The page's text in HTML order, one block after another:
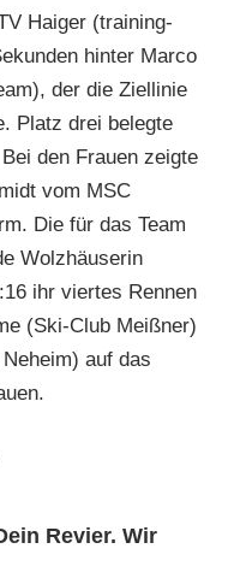
Haiger (training-
hinter Marco
der die Ziellinie
Platz drei belegte
den Frauen zeigte
vom MSC
Die für das Team
Wolzhäuserin
ihr viertes Rennen
(Ski-Club Meißner)
auf das
Revier. Wir